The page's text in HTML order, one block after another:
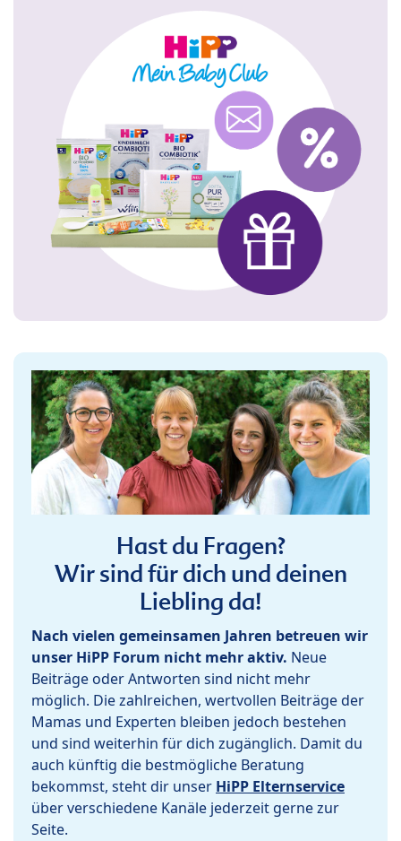
Hast du Fragen?
Wir sind für dich und deinen
Liebling da!
Nach vielen gemeinsamen Jahren betreuen wir
unser HiPP Forum nicht mehr aktiv. Neue
Beiträge oder Antworten sind nicht mehr
möglich. Die zahlreichen, wertvollen Beiträge der
Mamas und Experten bleiben jedoch bestehen
und sind weiterhin für dich zugänglich. Damit du
auch künftig die bestmögliche Beratung
bekommst, steht dir unser HiPP Elternservice
über verschiedene Kanäle jederzeit gerne zur
Seite.